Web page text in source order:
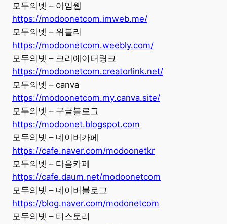
모두의넷 – 아임웹
https://modoonetcom.imweb.me/
모두의넷 – 위블리
https://modoonetcom.weebly.com/
모두의넷 – 크리에이터링크
https://modoonetcom.creatorlink.net/
모두의넷 – canva
https://modoonetcom.my.canva.site/
모두의넷 – 구글블로그
https://modoonet.blogspot.com
모두의넷 – 네이버카페
https://cafe.naver.com/modoonetkr
모두의넷 – 다음카페
https://cafe.daum.net/modoonetcom
모두의넷 – 네이버블로그
https://blog.naver.com/modonetcom
모두의넷 – 티스토리